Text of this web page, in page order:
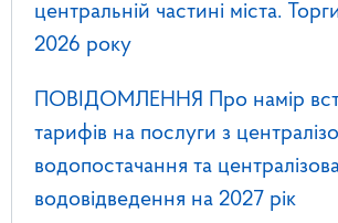
центральній частині міста.
2026 року
ПОВІДОМЛЕННЯ Про намір
тарифів на послуги з
водопостачання та
водовідведення на 2027 рік